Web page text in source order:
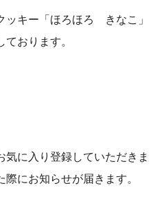
キー「ほろほろ きなこ」
おります。
気に入り登録していただきま
にお知らせが届きます。